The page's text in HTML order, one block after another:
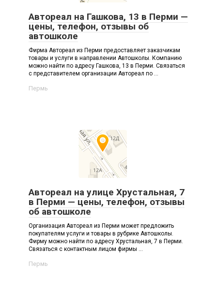
Автореал на Гашкова, 13 в Перми —
цены, телефон, отзывы об
автошколе
Фирма Автореал из Перми предоставляет заказчикам
товары и услуги в направлении Автошколы. Компанию
можно найти по адресу Гашкова, 13 в Перми. Связаться
с представителем организации Автореал по ...
Пермь
Автореал на улице Хрустальная, 7
в Перми — цены, телефон, отзывы
об автошколе
Организация Автореал из Перми может предложить
покупателям услуги и товары в рубрике Автошколы.
Фирму можно найти по адресу Хрустальная, 7 в Перми.
Связаться с контактным лицом фирмы ...
Пермь